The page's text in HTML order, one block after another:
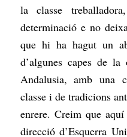
la classe
determinació e no
que hi ha hagut un
d’algunes capes de
Andalusia, amb una
classe i de tradicions
enrere. Creim que
direcció d’Esquerra